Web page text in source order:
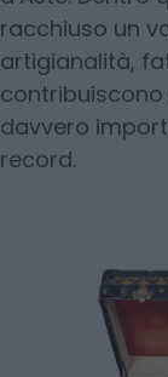
racchiuso un
artigianalità,
davvero
record.